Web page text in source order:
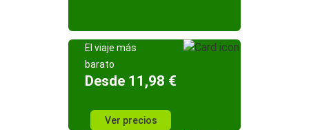
El viaje más
barato
Desde 11,98 €
Ver precios